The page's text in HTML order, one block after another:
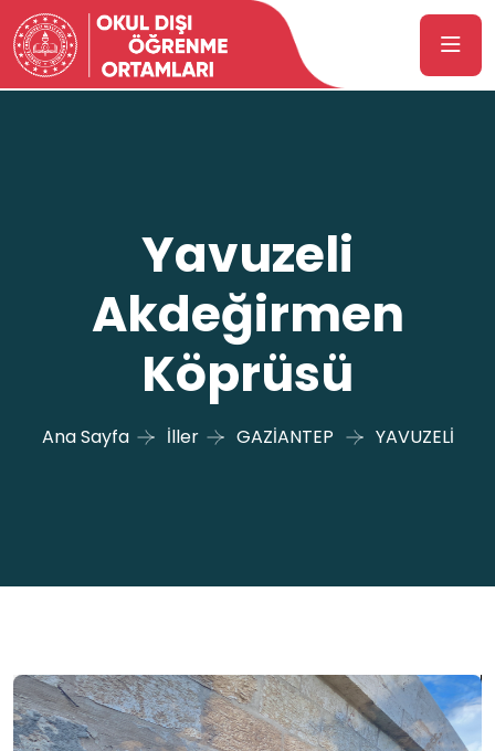
Yavuzeli
Akdeğirmen
Köprüsü
Ana Sayfa İller GAZİANTEP YAVUZELİ